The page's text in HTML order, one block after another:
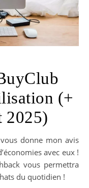
(+
2025)
donne mon avis
avec eux !
vous permettra
du quotidien !